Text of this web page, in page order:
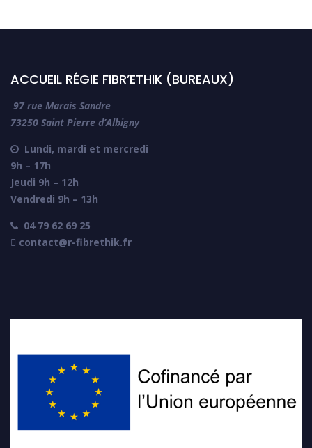
ACCUEIL RÉGIE FIBR’ETHIK (BUREAUX)
97 rue Marais Sandre
73250 Saint Pierre d’Albigny

Lundi, mardi et mercredi
9h – 17h
Jeudi 9h – 12h
Vendredi 9h – 13h

04 79 62 69 25
 contact@r-fibrethik.fr